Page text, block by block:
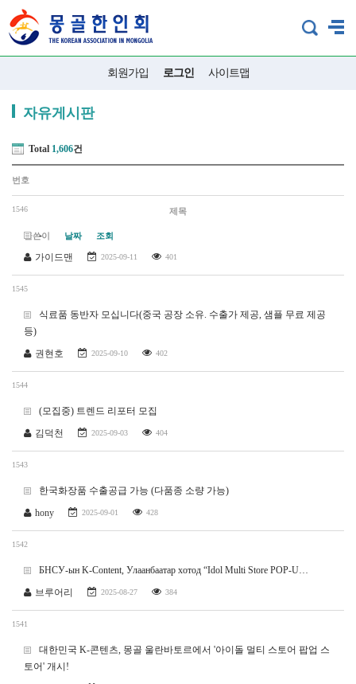
회원가입 로그인 사이트맵
자유게시판
Total 1,606건
번호
제목
글쓴이 날짜 조회
1546
-
가이드맨
2025-09-11 401
1545
식료품 동반자 모십니다(중국 공장 소유. 수출가 제공, 샘플 무료 제공
등)
권현호
2025-09-10 402
1544
(모집중) 트렌드 리포터 모집
김덕천
2025-09-03 404
1543
한국화장품 수출공급 가능 (다품종 소량 가능)
hony
2025-09-01 428
1542
БНСУ-ын K-Content, Улаанбаатар хотод “Idol Multi Store POP-U…
브루어리
2025-08-27 384
1541
대한민국 K-콘텐츠, 몽골 울란바토르에서 '아이돌 멀티 스토어 팝업 스
토어' 개시!